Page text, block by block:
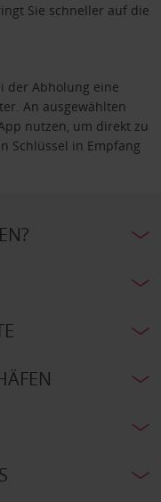
Sie schneller auf die
der Abholung eine
An ausgewählten
nutzen, um direkt zu
Schlüssel in Empfang